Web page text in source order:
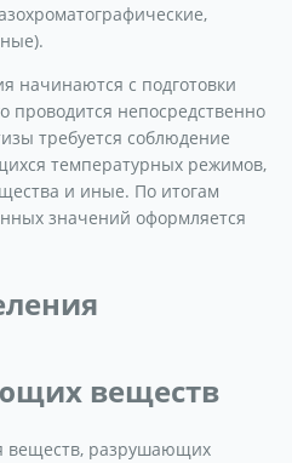
начинаются с подготовки
проводится непосредственно
требуется соблюдение
температурных режимов,
и иные. По итогам
значений оформляется
веществ
веществ, разрушающих